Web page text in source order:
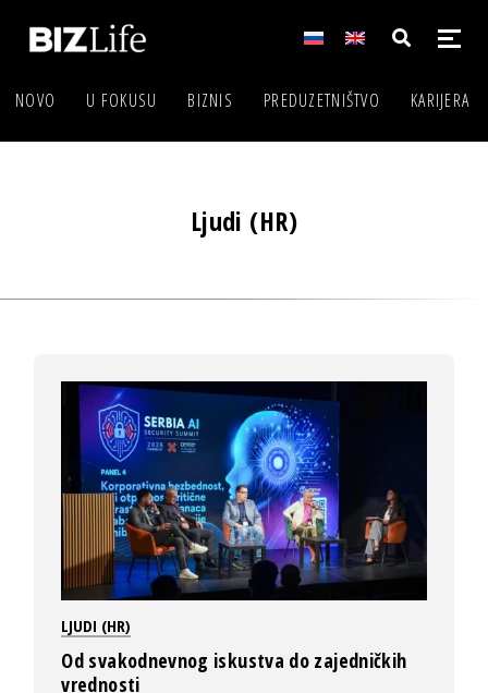
NOVO U FOKUSU BIZNIS PREDUZETNIŠTVO KARIJERA
Ljudi (HR)
LJUDI (HR)
Od svakodnevnog iskustva do zajedničkih
vrednosti